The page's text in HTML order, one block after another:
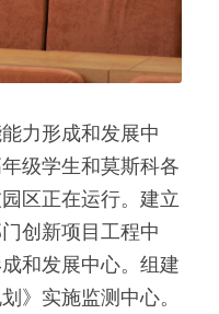
力形成和发展中
级学生和莫斯科各
区正在运行。建立
创新项目工程中
和发展中心。组建
》实施监测中心。